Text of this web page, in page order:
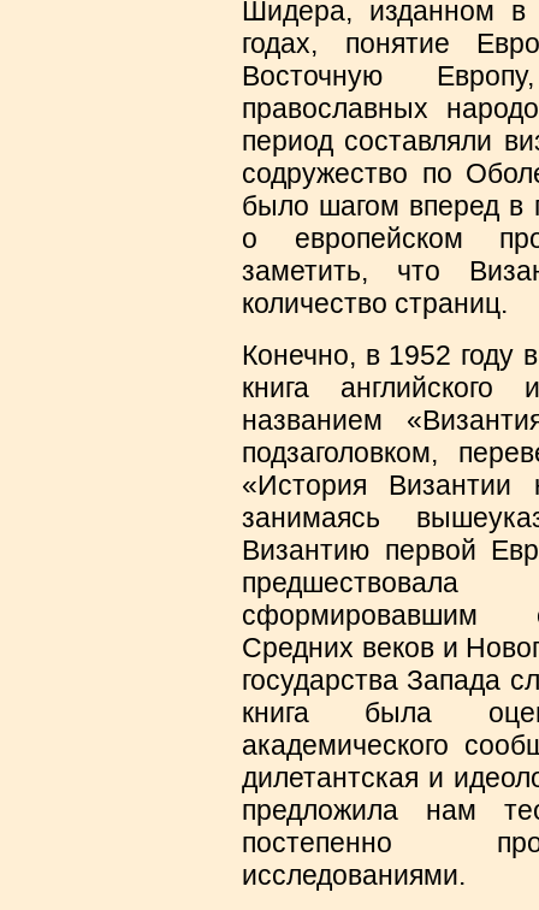
Шидера, изданном
годах, понятие
Восточную
православных
период составляли
содружество по
было шагом вперед в
о европейском
заметить, что
количество страниц.
Конечно, в 1952 году
книга
названием
подзаголовком,
«История Византии
занимаясь
Византию первой
сформировавшим
Средних веков и
государства Запада
книга была
академического
дилетантская и
предложила нам
постепенно
исследованиями.